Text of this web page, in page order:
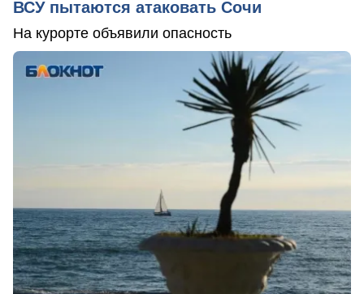
ВСУ пытаются атаковать Сочи
На курорте объявили опасность